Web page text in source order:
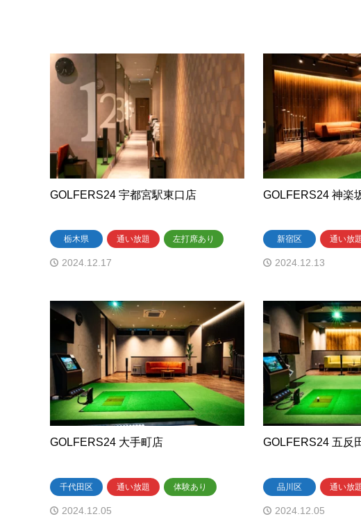
GOLFERS24 宇都宮駅東口店
栃木県 通い放題 左打席あり
2024.12.17
GOLFERS24 神楽
新宿区 通い放
2024.12.13
GOLFERS24 大手町店
千代田区 通い放題 体験あり
2024.12.05
GOLFERS24 五反
品川区 通い放
2024.12.05